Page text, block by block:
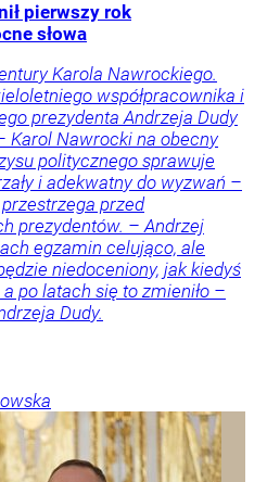
pierwszy rok
słowa
Karola Nawrockiego.
współpracownika i
prezydenta Andrzeja Dudy
Karol Nawrocki na obecny
politycznego sprawuje
i adekwatny do wyzwań –
przed
prezydentów. – Andrzej
egzamin celująco, ale
niedoceniony, jak kiedyś
po latach się to zmieniło –
Dudy.